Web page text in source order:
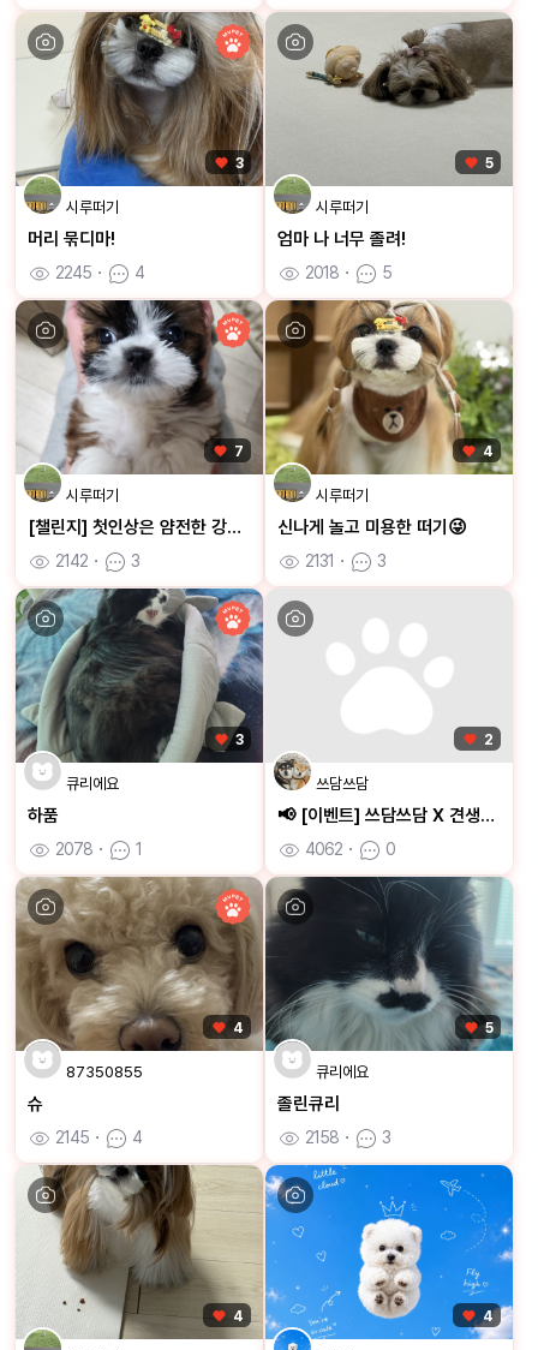
3
시루떠기
머리 묶디마!
2245 ㆍ 4
5
시루떠기
엄마 나 너무 졸려!
2018 ㆍ 5
7
시루떠기
[챌린지] 첫인상은 얌전한 강아지였는데 알고보니 파괴범,산만한 아이였어요🤣
2142 ㆍ 3
4
시루떠기
신나게 놀고 미용한 떠기😜
2131 ㆍ 3
3
큐리에요
하품
2078 ㆍ 1
2
쓰담쓰담
📢 [이벤트] 쓰담쓰담 X 견생냥품 체험단 모집! 우리 아이를 위한 특별한 기회 🎁
4062 ㆍ 0
4
87350855
슈
2145 ㆍ 4
5
큐리에요
졸린큐리
2158 ㆍ 3
4 4